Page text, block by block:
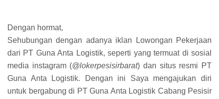
Dengan hormat,
Sehubungan dengan adanya iklan Lowongan Pekerjaan
dari PT Guna Anta Logistik, seperti yang termuat di sosial
media instagram (@lokerpesisirbarat) dan situs resmi PT
Guna Anta Logistik. Dengan ini Saya mengajukan diri
untuk bergabung di PT Guna Anta Logistik Cabang Pesisir